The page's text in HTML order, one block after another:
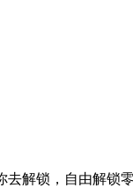
解锁，自由解锁